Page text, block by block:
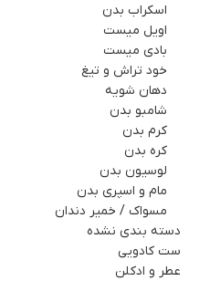
اسکراب بدن
اویل میست
بادی میست
خود تراش و تیغ
دهان شویه
شامبو بدن
کرم بدن
کره بدن
لوسیون بدن
مام و اسپري بدن
مسواک / خمیر دندان
دسته بندی نشده
ست کادويي
عطر و ادکلن